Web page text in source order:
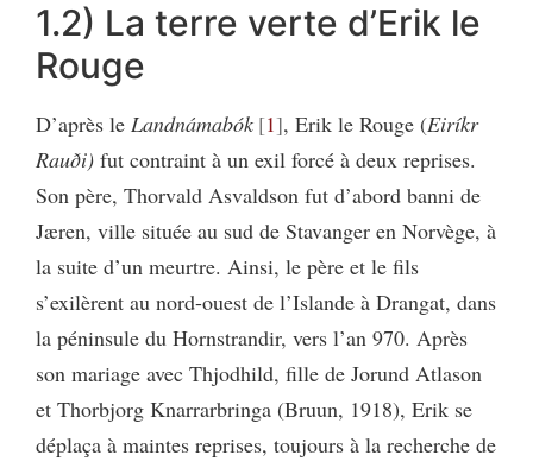
1.2) La terre verte d’Erik le
Rouge
D’après le Landnámabók 1 , Erik le Rouge (Eiríkr
Rauði) fut contraint à un exil forcé à deux reprises.
Son père, Thorvald Asvaldson fut d’abord banni de
Jæren, ville située au sud de Stavanger en Norvège, à
la suite d’un meurtre. Ainsi, le père et le fils
s’exilèrent au nord-ouest de l’Islande à Drangat, dans
la péninsule du Hornstrandir, vers l’an 970. Après
son mariage avec Thjodhild, fille de Jorund Atlason
et Thorbjorg Knarrarbringa (Bruun, 1918), Erik se
déplaça à maintes reprises, toujours à la recherche de